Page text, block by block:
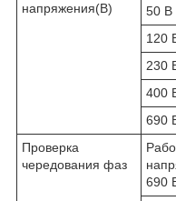
напряжения(В)
50 В
120
230
400
690
Проверка
чередования фаз
690